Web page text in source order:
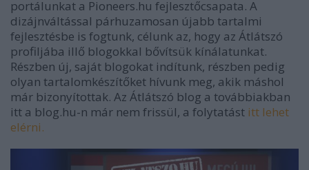
portálunkat a Pioneers.hu fejlesztőcsapata. A
dizájnváltással párhuzamosan újabb tartalmi
fejlesztésbe is fogtunk, célunk az, hogy az Átlátszó
profiljába illő blogokkal bővítsük kínálatunkat.
Részben új, saját blogokat indítunk, részben pedig
olyan tartalomkészítőket hívunk meg, akik máshol
már bizonyítottak. Az Átlátszó blog a továbbiakban
itt a blog.hu-n már nem frissül, a folytatást itt lehet
elérni.